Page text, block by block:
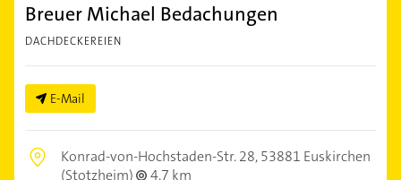
Breuer Michael Bedachungen
DACHDECKEREIEN
E-Mail
Konrad-von-Hochstaden-Str. 28,53881 Euskirchen
(Stotzheim)
4,7 km